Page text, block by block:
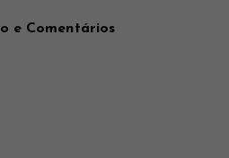
e Comentários